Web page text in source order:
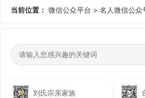
当前位置： 微信公众平台 > 名人微信公众
刘氏宗亲家族